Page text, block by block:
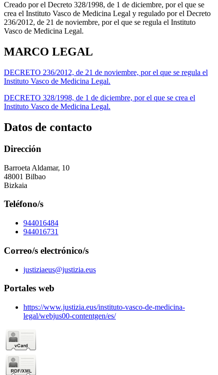
Creado por el Decreto 328/1998, de 1 de diciembre, por el que se
crea el Instituto Vasco de Medicina Legal y regulado por el Decreto
236/2012, de 21 de noviembre, por el que se regula el Instituto
Vasco de Medicina Legal.
MARCO LEGAL
DECRETO 236/2012, de 21 de noviembre, por el que se regula el
Instituto Vasco de Medicina Legal.
DECRETO 328/1998, de 1 de diciembre, por el que se crea el
Instituto Vasco de Medicina Legal.
Datos de contacto
Dirección
Barroeta Aldamar, 10
48001 Bilbao
Bizkaia
Teléfono/s
944016484
944016731
Correo/s electrónico/s
justiziaeus@justizia.eus
Portales web
https://www.justizia.eus/instituto-vasco-de-medicina-
legal/webjus00-contentgen/es/